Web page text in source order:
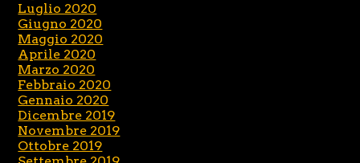
Luglio 2020
Giugno 2020
Maggio 2020
Aprile 2020
Marzo 2020
Febbraio 2020
Gennaio 2020
Dicembre 2019
Novembre 2019
Ottobre 2019